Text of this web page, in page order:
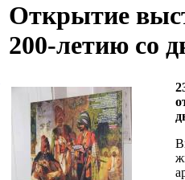
Открытие
200-летию со